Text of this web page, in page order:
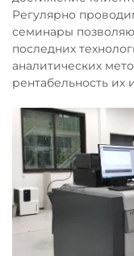
Регулярно
семинары
последних
аналитических
рентабельность их